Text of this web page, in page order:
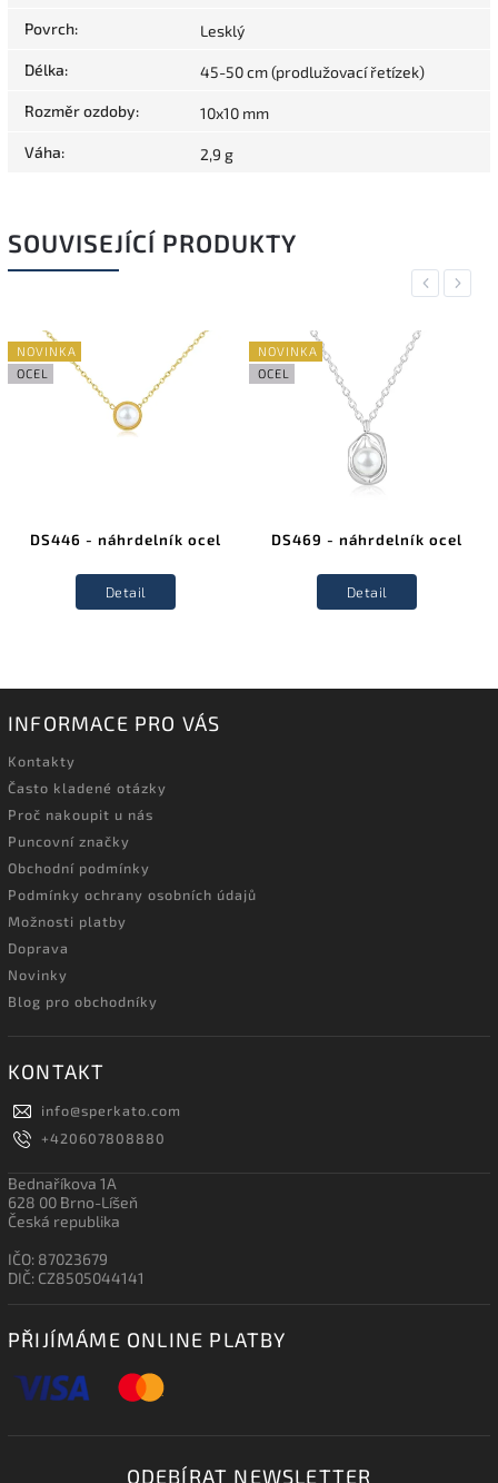
Povrch: Lesklý
Délka: 45-50 cm (prodlužovací řetízek)
Rozměr ozdoby: 10x10 mm
Váha: 2,9 g
SOUVISEJÍCÍ PRODUKTY
Previous
NOVINKA
OCEL
DS446 - náhrdelník ocel
Detail
NOVINKA
OCEL
DS469 - náhrdelník ocel
Detail
Next
INFORMACE PRO VÁS
Kontakty
Často kladené otázky
Proč nakoupit u nás
Puncovní značky
Obchodní podmínky
Podmínky ochrany osobních údajů
Možnosti platby
Doprava
Novinky
Blog pro obchodníky
KONTAKT
info@sperkato.com
+420607808880
Bednaříkova 1A
628 00 Brno-Líšeň
Česká republika
IČO: 87023679
DIČ: CZ8505044141
PŘIJÍMÁME ONLINE PLATBY
ODEBÍRAT NEWSLETTER